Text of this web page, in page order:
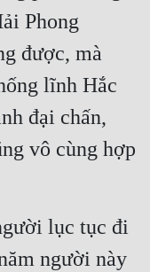
Phong
được, mà
lĩnh Hắc
đại chấn,
vô cùng hợp
lục tục đi
người này